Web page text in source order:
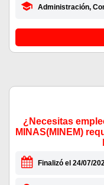
Administración,
¿Necesitas
MINAS(MINEM)
Finalizó el 24/07/